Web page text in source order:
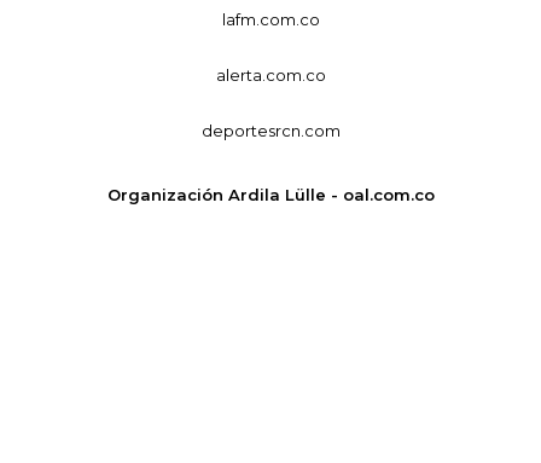
lafm.com.co
alerta.com.co
deportesrcn.com
Organización Ardila Lülle - oal.com.co